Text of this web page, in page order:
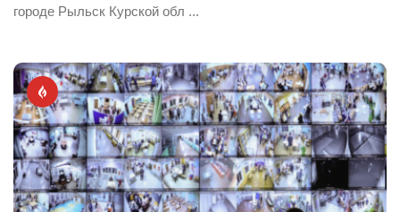
городе Рыльск Курской обл ...